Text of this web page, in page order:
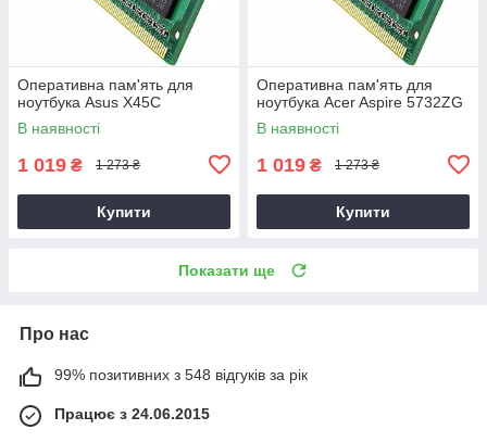
Оперативна пам'ять для
ноутбука Asus X45C
В наявності
1 019 ₴ 1 273 ₴
Купити
Оперативна пам'ять для
ноутбука Acer Aspire 5732ZG
В наявності
1 019 ₴ 1 273 ₴
Купити
Показати ще
Про нас
99% позитивних з 548 відгуків за рік
Працює з 24.06.2015